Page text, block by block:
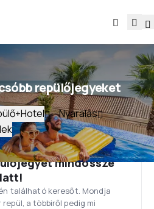
repülőjegyeket
Nyaralás
mindössze
található keresőt. Mondja
a többiről pedig mi